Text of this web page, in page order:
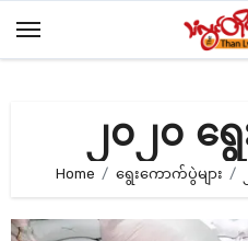
၂၀၂၀ ရွ
Home ရွေးကောက်ပွဲများ